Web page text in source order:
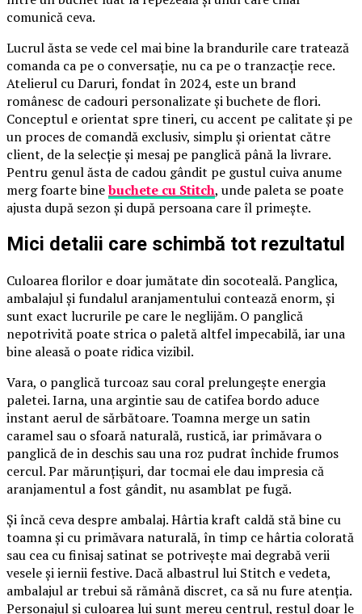
comunică ceva.
Lucrul ăsta se vede cel mai bine la brandurile care tratează
comanda ca pe o conversație, nu ca pe o tranzacție rece.
Atelierul cu Daruri, fondat în 2024, este un brand
românesc de cadouri personalizate și buchete de flori.
Conceptul e orientat spre tineri, cu accent pe calitate și pe
un proces de comandă exclusiv, simplu și orientat către
client, de la selecție și mesaj pe panglică până la livrare.
Pentru genul ăsta de cadou gândit pe gustul cuiva anume
merg foarte binebuchete cu Stitch, unde paleta se poate
ajusta după sezon și după persoana care îl primește.
Mici detalii care schimbă tot rezultatul
Culoarea florilor e doar jumătate din socoteală. Panglica,
ambalajul și fundalul aranjamentului contează enorm, și
sunt exact lucrurile pe care le neglijăm. O panglică
nepotrivită poate strica o paletă altfel impecabilă, iar una
bine aleasă o poate ridica vizibil.
Vara, o panglică turcoaz sau coral prelungește energia
paletei. Iarna, una argintie sau de catifea bordo aduce
instant aerul de sărbătoare. Toamna merge un satin
caramel sau o sfoară naturală, rustică, iar primăvara o
panglică de in deschis sau una roz pudrat închide frumos
cercul. Par mărunțișuri, dar tocmai ele dau impresia că
aranjamentul a fost gândit, nu asamblat pe fugă.
Și încă ceva despre ambalaj. Hârtia kraft caldă stă bine cu
toamna și cu primăvara naturală, în timp ce hârtia colorată
sau cea cu finisaj satinat se potrivește mai degrabă verii
vesele și iernii festive. Dacă albastrul lui Stitch e vedeta,
ambalajul ar trebui să rămână discret, ca să nu fure atenția.
Personajul și culoarea lui sunt mereu centrul, restul doar le